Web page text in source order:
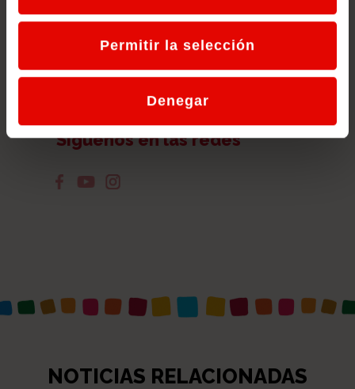
Permitir la selección
Denegar
Síguenos en las redes
NOTICIAS RELACIONADAS